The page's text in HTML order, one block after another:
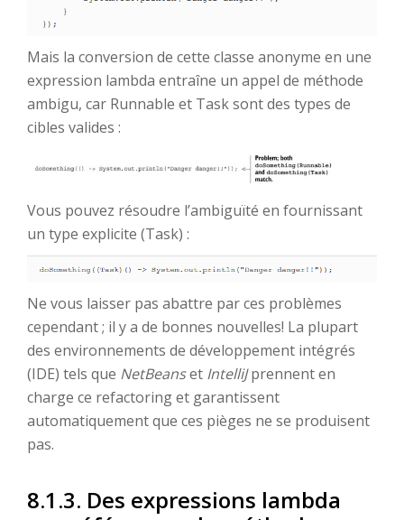
Mais la conversion de cette classe anonyme en une
expression lambda entraîne un appel de méthode
ambigu, car Runnable et Task sont des types de
cibles valides :
Vous pouvez résoudre l’ambiguïté en fournissant
un type explicite (Task) :
Ne vous laisser pas abattre par ces problèmes
cependant ; il y a de bonnes nouvelles! La plupart
des environnements de développement intégrés
(IDE) tels que NetBeanset IntelliJprennent en
charge ce refactoring et garantissent
automatiquement que ces pièges ne se produisent
pas.
8.1.3. Des expressions lambda